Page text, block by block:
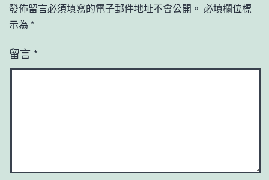
發佈留言必須填寫的電子郵件地址不會公開。 必填欄位標
示為 *
留言 *